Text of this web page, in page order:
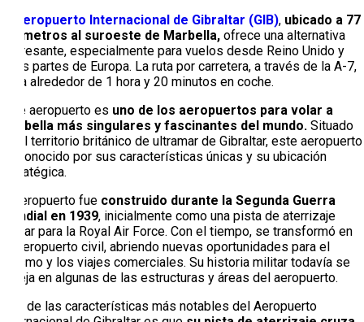
Aeropuerto Internacional de Gibraltar (GIB), ubicado a 77
kilómetros al suroeste de Marbella, ofrece una alternativa
interesante, especialmente para vuelos desde Reino Unido y
otras partes de Europa. La ruta por carretera, a través de la A-7,
lleva alrededor de 1 hora y 20 minutos en coche.
Este aeropuerto es uno de los aeropuertos para volar a
Marbella más singulares y fascinantes del mundo. Situado
en el territorio británico de ultramar de Gibraltar, este aeropuerto
es conocido por sus características únicas y su ubicación
estratégica.
El aeropuerto fue construido durante la Segunda Guerra
Mundial en 1939, inicialmente como una pista de aterrizaje
militar para la Royal Air Force. Con el tiempo, se transformó en
un aeropuerto civil, abriendo nuevas oportunidades para el
turismo y los viajes comerciales. Su historia militar todavía se
refleja en algunas de las estructuras y áreas del aeropuerto.
Otra de las características más notables del Aeropuerto